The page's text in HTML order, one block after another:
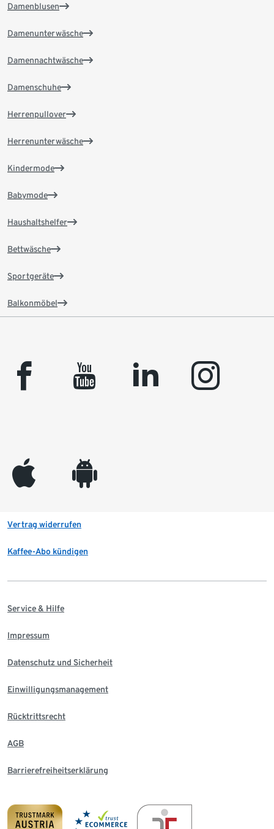
Damenblusen
Damenunterwäsche
Damennachtwäsche
Damenschuhe
Herrenpullover
Herrenunterwäsche
Kindermode
Babymode
Haushaltshelfer
Bettwäsche
Sportgeräte
Balkonmöbel
facebook youtube linkedin instagram
appleinc android
Vertrag widerrufen
Kaffee-Abo kündigen
Service & Hilfe
Impressum
Datenschutz und Sicherheit
Einwilligungsmanagement
Rücktrittsrecht
AGB
Barrierefreiheitserklärung